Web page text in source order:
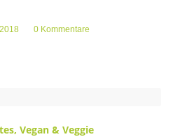
0 Kommentare
,Vegan & Veggie